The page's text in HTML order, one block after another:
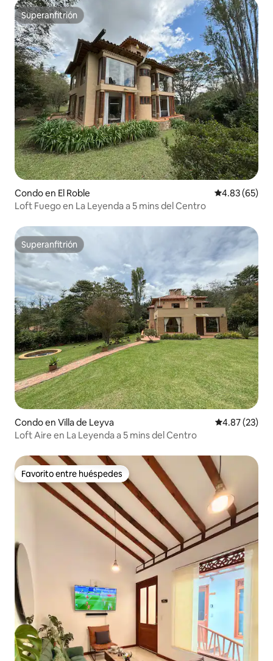
Superanfitrión
Superanfitrión
Condo en El Roble Calificación
4.83 (65)
Loft Fuego en La Leyenda a 5 mins del Centro
Superanfitrión
Superanfitrión
Condo en Villa de Leyva Calificación
4.87 (23)
Loft Aire en La Leyenda a 5 mins del Centro
Favorito entre huéspedes
Favorito entre huéspedes